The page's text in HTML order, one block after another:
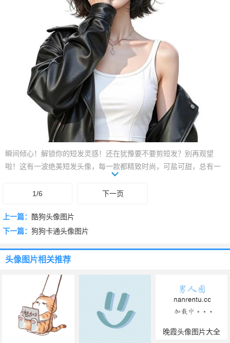
瞬间倾心！解锁你的短发灵感！还在犹豫要不要剪短发？别再观望
啦！这有一波绝美短发头像，每一款都精致时尚，可盐可甜，总有一
款能击中你的心。告别长发的沉闷，迎接短发的轻盈与活力！无论是
酷飒风、御姐范，还是清新文艺、甜美可爱，都能在这里找到心仪的
头像焕然一新，展现你的个性魅力！
1/6 下一页
上一篇： 酷狗头像图片
下一篇： 狗狗卡通头像图片
头像图片相关推荐
晚霞头像图片大全